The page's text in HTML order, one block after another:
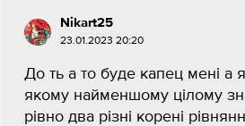
Nikart25
23.01.2023 20:20
До ть а то буде капец мені а
якому найменшому цілому
рівно два різні корені